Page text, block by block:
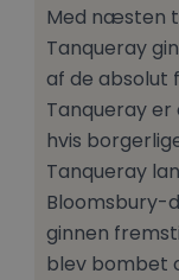
Med næsten
Tanqueray
af de absolut
Tanqueray
hvis
Tanqueray
Bloomsbury-
ginnen
blev bombet